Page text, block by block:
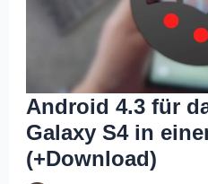
Android 4.3 für
Galaxy S4 in
(+Download)